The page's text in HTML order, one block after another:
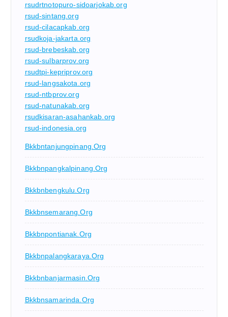
rsudrtnotopuro-sidoarjokab.org
rsud-sintang.org
rsud-cilacapkab.org
rsudkoja-jakarta.org
rsud-brebeskab.org
rsud-sulbarprov.org
rsudtpi-kepriprov.org
rsud-langsakota.org
rsud-ntbprov.org
rsud-natunakab.org
rsudkisaran-asahankab.org
rsud-indonesia.org
Bkkbntanjungpinang.org
Bkkbnpangkalpinang.org
Bkkbnbengkulu.org
Bkkbnsemarang.org
Bkkbnpontianak.org
Bkkbnpalangkaraya.org
Bkkbnbanjarmasin.org
Bkkbnsamarinda.org